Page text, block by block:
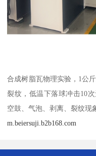
合成树脂瓦物理实验，1公
裂纹，低温下落球冲击10
空鼓、气泡、剥离、裂纹现
m.beiersuji.b2b168.com